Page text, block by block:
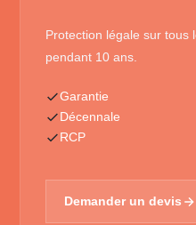
Protection légale sur tous
pendant 10 ans.
Garantie
Décennale
RCP
Demander un devis